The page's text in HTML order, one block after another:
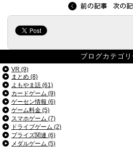
ブログカテゴリ
VR (9)
まとめ (8)
よもやま話 (61)
カードゲーム (9)
ゲーセン情報 (6)
ゲーム料金 (5)
スマホゲーム (7)
ドライブゲーム (2)
プライズ関連 (6)
メダルゲーム (5)